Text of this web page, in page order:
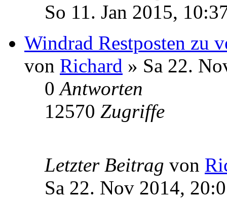
So 11. Jan 2015,
Windrad Restposten zu
von Richard » Sa 22.
0Antworten
12570 Zugriffe
Letzter Beitrag von
Sa 22. Nov 2014,